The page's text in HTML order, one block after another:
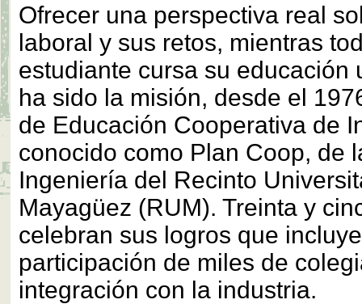
Ofrecer una perspectiva real
laboral y sus retos, mientras
estudiante cursa su educación
ha sido la misión, desde el
de Educación Cooperativa de
conocido como Plan Coop, de
Ingeniería del Recinto
Mayagüez (RUM). Treinta y
celebran sus logros que
participación de miles de
integración con la industria.